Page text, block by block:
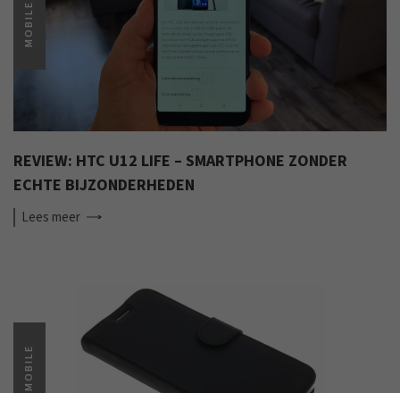
MOBILE
REVIEW: HTC U12 LIFE – SMARTPHONE ZONDER
ECHTE BIJZONDERHEDEN
Lees meer
MOBILE